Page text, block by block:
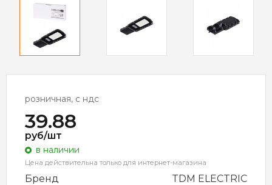
розничная, с ндс
39.88
руб/шт
в наличии
Цена действительна только для интернет-магазина
Бренд
TDM ELECTRIC